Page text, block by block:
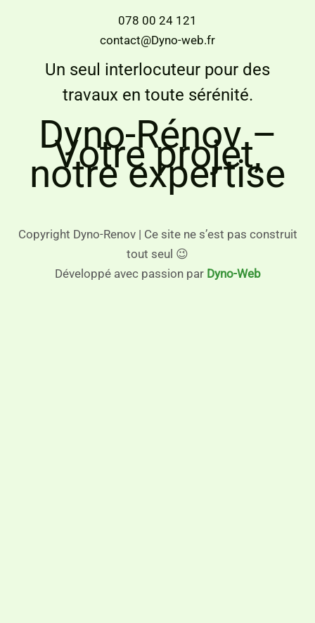
078 00 24 121
contact@Dyno-web.fr
Un seul interlocuteur pour des
travaux en toute sérénité.
Dyno-Rénov –
Votre projet,
notre expertise
Copyright Dyno-Renov | Ce site ne s’est pas construit
tout seul 😉
Développé avec passion par Dyno-Web